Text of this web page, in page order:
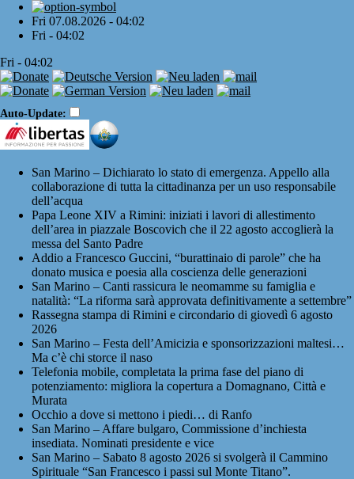
Fri 07.08.2026 - 04:02
Fri - 04:02
Fri - 04:02
Auto-Update:
San Marino – Dichiarato lo stato di emergenza. Appello alla
collaborazione di tutta la cittadinanza per un uso responsabile
dell’acqua
Papa Leone XIV a Rimini: iniziati i lavori di allestimento
dell’area in piazzale Boscovich che il 22 agosto accoglierà la
messa del Santo Padre
Addio a Francesco Guccini, “burattinaio di parole” che ha
donato musica e poesia alla coscienza delle generazioni
San Marino – Canti rassicura le neomamme su famiglia e
natalità: “La riforma sarà approvata definitivamente a settembre”
Rassegna stampa di Rimini e circondario di giovedì 6 agosto
2026
San Marino – Festa dell’Amicizia e sponsorizzazioni maltesi…
Ma c’è chi storce il naso
Telefonia mobile, completata la prima fase del piano di
potenziamento: migliora la copertura a Domagnano, Città e
Murata
Occhio a dove si mettono i piedi… di Ranfo
San Marino – Affare bulgaro, Commissione d’inchiesta
insediata. Nominati presidente e vice
San Marino – Sabato 8 agosto 2026 si svolgerà il Cammino
Spirituale “San Francesco i passi sul Monte Titano”.